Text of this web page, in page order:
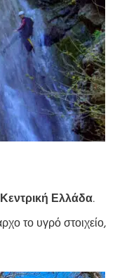
Ελλάδα.
το υγρό στοιχείο,